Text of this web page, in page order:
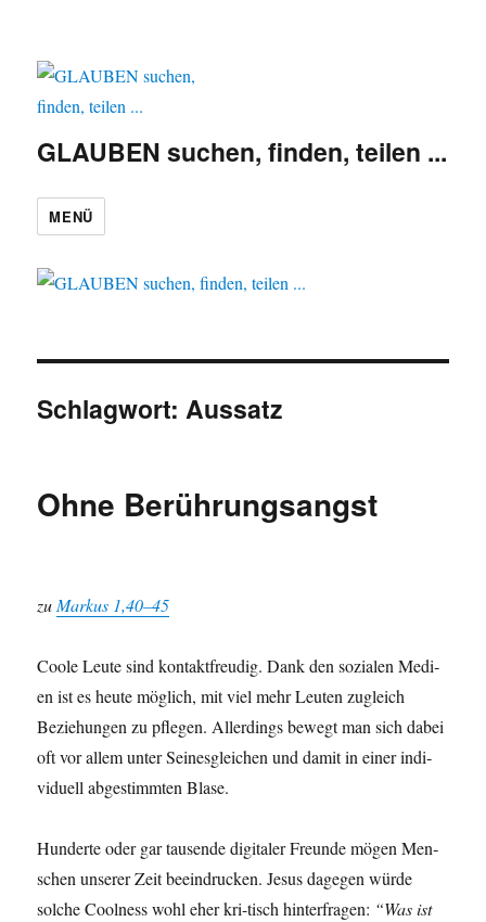
GLAUBEN suchen, finden, teilen ...
MENÜ
Schlagwort:Aussatz
Ohne Berührungsangst
zuMarkus 1,40–45
Coole Leute sind kon­taktfreudig. Dank den sozialen Medi­
en ist es heute möglich, mit viel mehr Leuten zugle­ich
Beziehun­gen zu pfle­gen. Allerd­ings bewegt man sich dabei
oft vor allem unter Seines­glei­chen und damit in ein­er indi­
vidu­ell abges­timmten Blase.
Hun­derte oder gar tausende dig­i­taler Fre­unde mögen Men­
schen unser­er Zeit beein­druck­en. Jesus dage­gen würde
solche Cool­ness wohl eher kri-tisch hin­ter­fra­gen: “Was ist